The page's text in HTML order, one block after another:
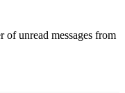
of unread messages from